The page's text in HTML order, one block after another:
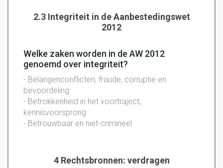
2.3 Integriteit in de Aanbestedingswet
2012
Welke zaken worden in de AW 2012
genoemd over integriteit?
- Belangenconflicten, fraude, corruptie en
bevoordeling
- Betrokkenheid in het voortraject,
kennisvoorsprong
- Betrouwbaar en niet-crimineel
4 Rechtsbronnen: verdragen